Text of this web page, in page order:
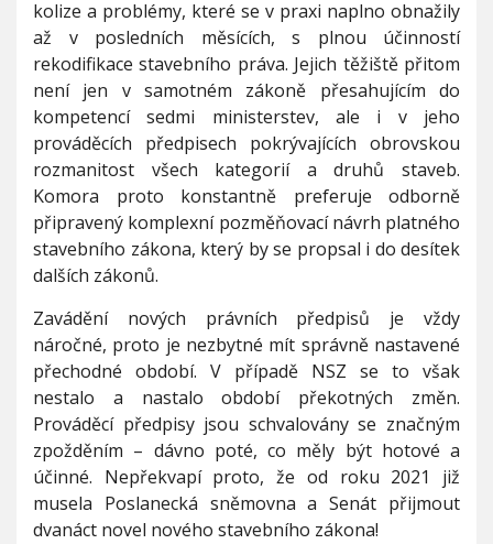
kolize a problémy, které se v praxi naplno obnažily
až v posledních měsících, s plnou účinností
rekodifikace stavebního práva. Jejich těžiště přitom
není jen v samotném zákoně přesahujícím do
kompetencí sedmi ministerstev, ale i v jeho
prováděcích předpisech pokrývajících obrovskou
rozmanitost všech kategorií a druhů staveb.
Komora proto konstantně preferuje odborně
připravený komplexní pozměňovací návrh platného
stavebního zákona, který by se propsal i do desítek
dalších zákonů.
Zavádění nových právních předpisů je vždy
náročné, proto je nezbytné mít správně nastavené
přechodné období. V případě NSZ se to však
nestalo a nastalo období překotných změn.
Prováděcí předpisy jsou schvalovány se značným
zpožděním – dávno poté, co měly být hotové a
účinné. Nepřekvapí proto, že od roku 2021 již
musela Poslanecká sněmovna a Senát přijmout
dvanáct novel nového stavebního zákona!